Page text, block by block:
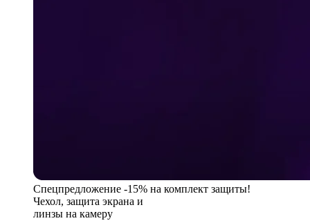
Спецпредложение -15% на комплект защиты!
Чехол, защита экрана и
линзы на камеру